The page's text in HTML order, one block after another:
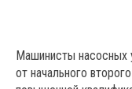
Машинисты насосных
от начального